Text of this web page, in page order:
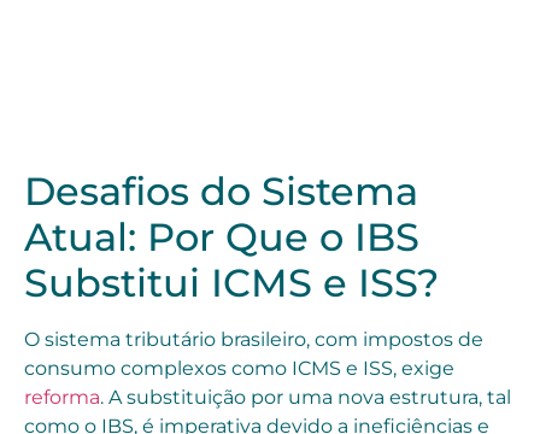
Desafios do Sistema
Atual: Por Que o IBS
Substitui ICMS e ISS?
O sistema tributário brasileiro, com impostos de
consumo complexos como ICMS e ISS, exige
reforma. A substituição por uma nova estrutura, tal
como o IBS, é imperativa devido a ineficiências e